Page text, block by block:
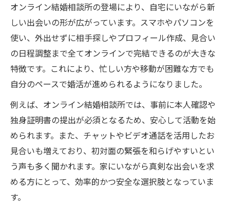
ツ
自宅で叶うオンライン結婚相談所活用法
オンライン結婚相談所を安心して利用する
手順
スマホとオンライン婚活の賢い組み合わせ
家でオンライン婚活を成功させるポイント
オンライン相談所のサポート体制を徹底比
較
自宅で始めるオンライン婚活の便利な流れ
効率よく理想の相手を見つけるオンライン術
オンライン結婚相談所の登場により、自宅にいながら新
しい出会いの形が広がっています。スマホやパソコンを
使い、外出せずに相手探しやプロフィール作成、見合い
の日程調整まで全てオンラインで完結できるのが大きな
特徴です。これにより、忙しい方や移動が困難な方でも
自分のペースで婚活が進められるようになりました。
例えば、オンライン結婚相談所では、事前に本人確認や
独身証明書の提出が必須となるため、安心して活動を始
められます。また、チャットやビデオ通話を活用したお
見合いも増えており、初対面の緊張を和らげやすいとい
う声も多く聞かれます。家にいながら真剣な出会いを求
める方にとって、効率的かつ安全な選択肢となっていま
す。